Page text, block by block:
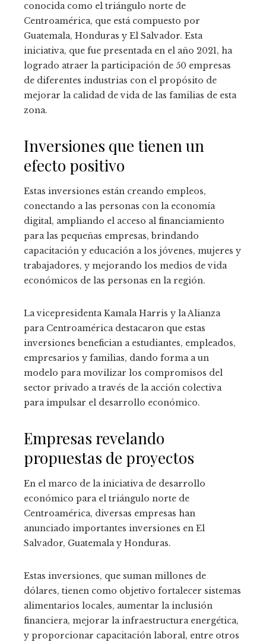
conocida como el triángulo norte de
Centroamérica, que está compuesto por
Guatemala, Honduras y El Salvador. Esta
iniciativa, que fue presentada en el año 2021, ha
logrado atraer la participación de 50 empresas
de diferentes industrias con el propósito de
mejorar la calidad de vida de las familias de esta
zona.
Inversiones que tienen un
efecto positivo
Estas inversiones están creando empleos,
conectando a las personas con la economía
digital, ampliando el acceso al financiamiento
para las pequeñas empresas, brindando
capacitación y educación a los jóvenes, mujeres y
trabajadores, y mejorando los medios de vida
económicos de las personas en la región.
La vicepresidenta Kamala Harris y la Alianza
para Centroamérica destacaron que estas
inversiones benefician a estudiantes, empleados,
empresarios y familias, dando forma a un
modelo para movilizar los compromisos del
sector privado a través de la acción colectiva
para impulsar el desarrollo económico.
Empresas revelando
propuestas de proyectos
En el marco de la iniciativa de desarrollo
económico para el triángulo norte de
Centroamérica, diversas empresas han
anunciado importantes inversiones en El
Salvador, Guatemala y Honduras.
Estas inversiones, que suman millones de
dólares, tienen como objetivo fortalecer sistemas
alimentarios locales, aumentar la inclusión
financiera, mejorar la infraestructura energética,
y proporcionar capacitación laboral, entre otros